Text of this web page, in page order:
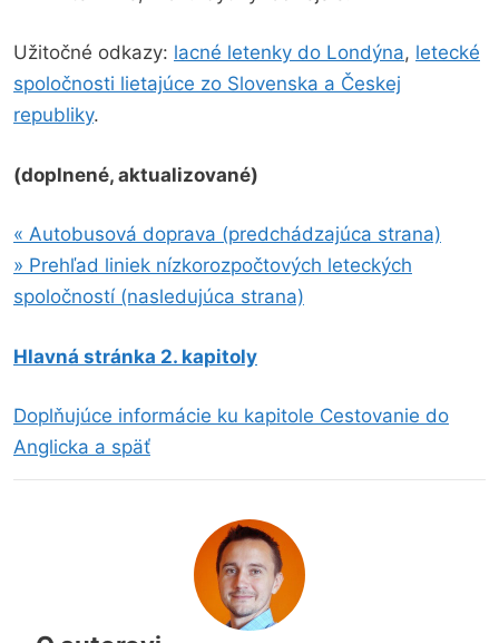
Užitočné odkazy: lacné letenky do Londýna, letecké
spoločnosti lietajúce zo Slovenska a Českej
republiky.
(doplnené, aktualizované)
« Autobusová doprava (predchádzajúca strana)
» Prehľad liniek nízkorozpočtových leteckých
spoločností (nasledujúca strana)
Hlavná stránka 2. kapitoly
Doplňujúce informácie ku kapitole Cestovanie do
Anglicka a späť